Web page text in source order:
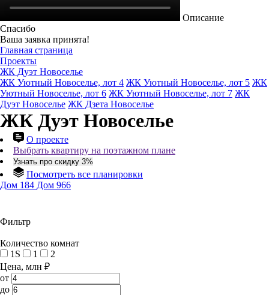
Описание
Спасибо
Ваша заявка принята!
Главная страница
Проекты
ЖК Дуэт Новоселье
ЖК Уютный Новоселье, лот 4 ЖК Уютный Новоселье, лот 5 ЖК
Уютный Новоселье, лот 6 ЖК Уютный Новоселье, лот 7 ЖК
Дуэт Новоселье ЖК Дзета Новоселье
ЖК Дуэт Новоселье
О проекте
Выбрать квартиру на поэтажном плане
Узнать про скидку 3%
Посмотреть все планировки
Дом 184 Дом 966
Фильтр
Количество комнат
1S
1
2
Цена, млн ₽
от
до